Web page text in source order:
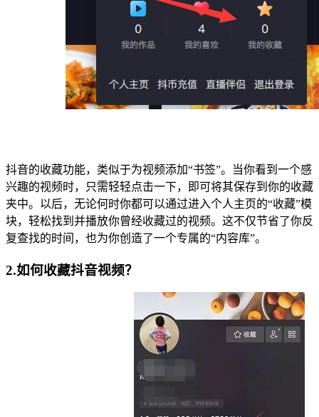
抖音的收藏功能，类似于为视频添加“书签”。当你看到一个感
兴趣的视频时，只需轻轻点击一下，即可将其保存到你的收藏
夹中。以后，无论何时你都可以通过进入个人主页的“收藏”模
块，轻松找到并播放你曾经收藏过的视频。这不仅节省了你反
复查找的时间，也为你创造了一个专属的“内容库”。
2.如何收藏抖音视频？